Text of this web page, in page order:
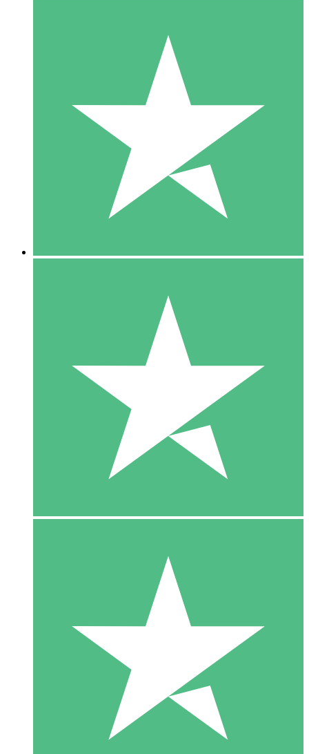
Packs de Crédits Individuels
Payez à l'utilisation avec des crédits de téléchargement. Sans
1 Téléchargement
10 00
10 Téléchargements
20 00